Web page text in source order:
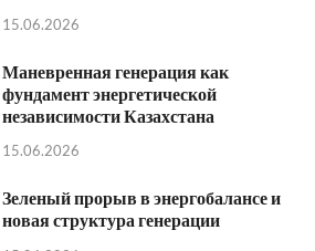
15.06.2026
Маневренная генерация как
фундамент энергетической
независимости Казахстана
15.06.2026
Зеленый прорыв в энергобалансе и
новая структура генерации